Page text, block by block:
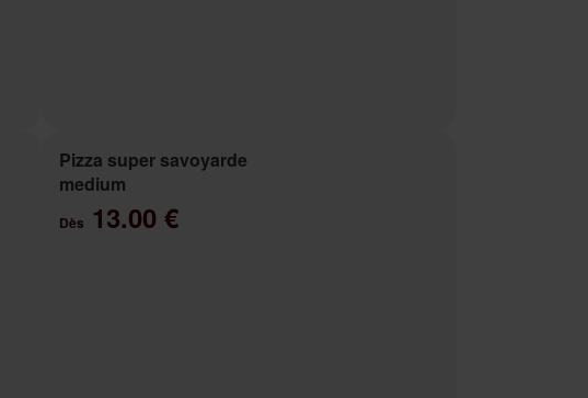
Pizza super savoyarde
medium
Dès 13.00 €